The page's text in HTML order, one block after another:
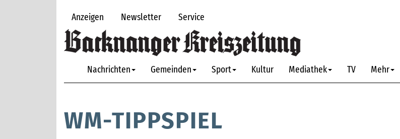
Anzeigen Newsletter Service
Nachrichten Gemeinden Sport Kultur Mediathek TV Mehr
WM-TIPPSPIEL